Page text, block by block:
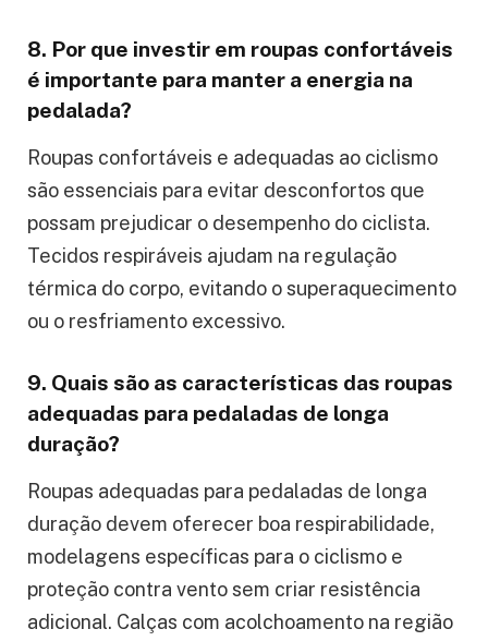
8. Por que investir em roupas confortáveis
é importante para manter a energia na
pedalada?
Roupas confortáveis e adequadas ao ciclismo
são essenciais para evitar desconfortos que
possam prejudicar o desempenho do ciclista.
Tecidos respiráveis ajudam na regulação
térmica do corpo, evitando o superaquecimento
ou o resfriamento excessivo.
9. Quais são as características das roupas
adequadas para pedaladas de longa
duração?
Roupas adequadas para pedaladas de longa
duração devem oferecer boa respirabilidade,
modelagens específicas para o ciclismo e
proteção contra vento sem criar resistência
adicional. Calças com acolchoamento na região